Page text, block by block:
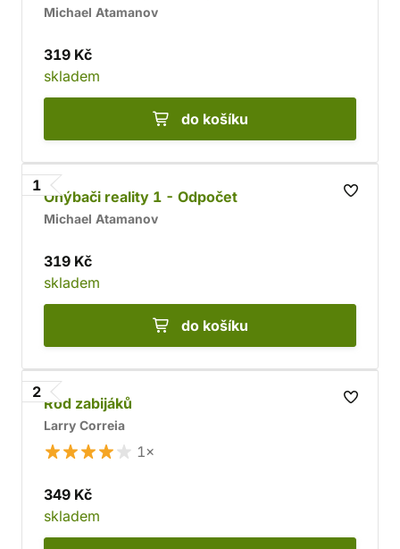
Michael Atamanov
319 Kč
skladem
do košíku
1
Ohýbači reality 1 - Odpočet
Michael Atamanov
319 Kč
skladem
do košíku
2
Rod zabijáků
Larry Correia
1×
349 Kč
skladem